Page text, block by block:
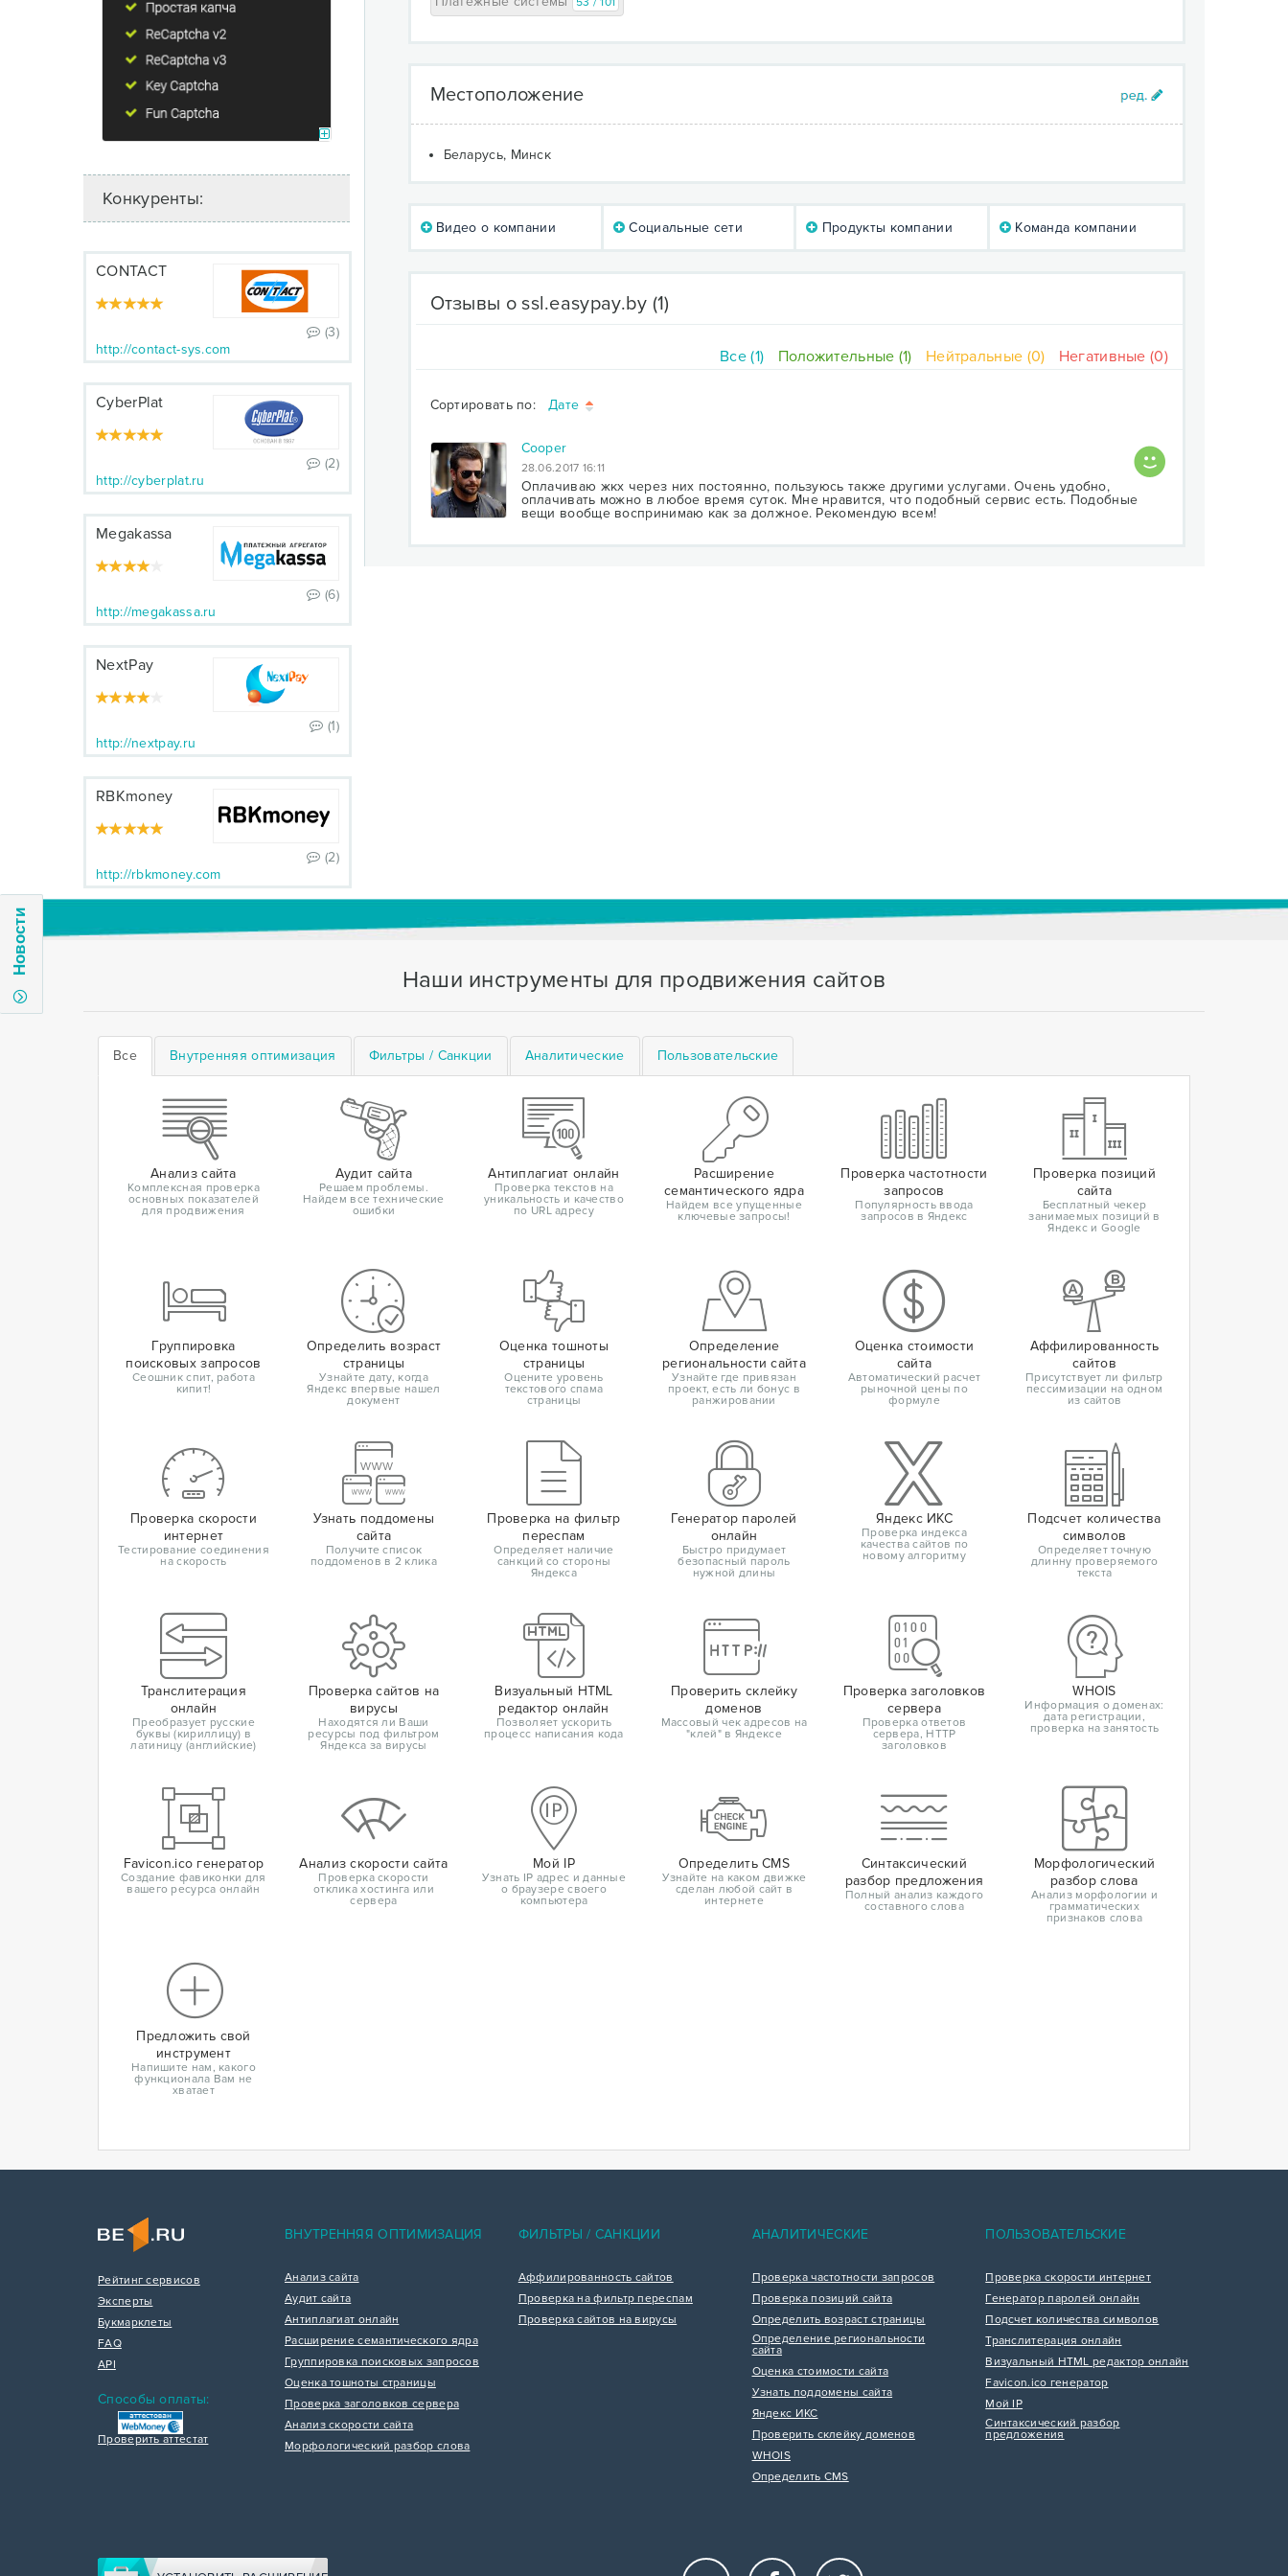
Новости
Конкуренты:
CONTACT
(3)
http://contact-sys.com
CyberPlat
(2)
http://cyberplat.ru
Megakassa
(6)
http://megakassa.ru
NextPay
(1)
http://nextpay.ru
RBKmoney
(2)
http://rbkmoney.com
Местоположение
Беларусь, Минск
Видео о компании Социальные сети Продукты компании Команда компании
Отзывы о ssl.easypay.by (1)
Все (1) Положительные (1) Нейтральные (0) Негативные (0)
Сортировать по: Дате
Cooper
28.06.2017 16:11
Оплачиваю жкх через них постоянно, пользуюсь также другими услугами. Очень удобно,
оплачивать можно в любое время суток. Мне нравится, что подобный сервис есть. Подобные
вещи вообще воспринимаю как за должное. Рекомендую всем!
Наши инструменты для продвижения сайтов
Все Внутренняя оптимизация Фильтры / Санкции Аналитические Пользовательские
Анализ сайта
Комплексная проверка
основных показателей
для продвижения
Аудит сайта
Решаем проблемы.
Найдем все технические
ошибки
Антиплагиат онлайн
Проверка текстов на
уникальность и качество
по URL адресу
Расширение
семантического ядра
Найдем все упущенные
ключевые запросы!
Проверка частотности
запросов
Популярность ввода
запросов в Яндекс
Проверка позиций
сайта
Бесплатный чекер
занимаемых позиций в
Яндекс и Google
Группировка
поисковых запросов
Сеошник спит, работа
кипит!
Определить возраст
страницы
Узнайте дату, когда
Яндекс впервые нашел
документ
Оценка тошноты
страницы
Оцените уровень
текстового спама
страницы
Определение
региональности сайта
Узнайте где привязан
проект, есть ли бонус в
ранжировании
Оценка стоимости
сайта
Автоматический расчет
рыночной цены по
формуле
Аффилированность
сайтов
Присутствует ли фильтр
пессимизации на одном
из сайтов
Проверка скорости
интернет
Тестирование соединения
на скорость
Узнать поддомены
сайта
Получите список
поддоменов в 2 клика
Проверка на фильтр
переспам
Определяет наличие
санкций со стороны
Яндекса
Генератор паролей
онлайн
Быстро придумает
безопасный пароль
нужной длины
Яндекс ИКС
Проверка индекса
качества сайтов по
новому алгоритму
Подсчет количества
символов
Определяет точную
длинну проверяемого
текста
Транслитерация
онлайн
Преобразует русские
буквы (кириллицу) в
латиницу (английские)
Проверка сайтов на
вирусы
Находятся ли Ваши
ресурсы под фильтром
Яндекса за вирусы
Визуальный HTML
редактор онлайн
Позволяет ускорить
процесс написания кода
Проверить склейку
доменов
Массовый чек адресов на
"клей" в Яндексе
Проверка заголовков
сервера
Проверка ответов
сервера, HTTP
заголовков
WHOIS
Информация о доменах:
дата регистрации,
проверка на занятость
Favicon.ico генератор
Создание фавиконки для
вашего ресурса онлайн
Анализ скорости сайта
Проверка скорости
отклика хостинга или
сервера
Мой IP
Узнать IP адрес и данные
о браузере своего
компьютера
Определить CMS
Узнайте на каком движке
сделан любой сайт в
интернете
Синтаксический
разбор предложения
Полный анализ каждого
составного слова
Морфологический
разбор слова
Анализ морфологии и
грамматических
признаков слова
Предложить свой
инструмент
Напишите нам, какого
функционала Вам не
хватает
Рейтинг сервисов
Эксперты
Букмарклеты
FAQ
API
Способы оплаты:
Проверить аттестат
ВНУТРЕННЯЯ ОПТИМИЗАЦИЯ
Анализ сайта
Аудит сайта
Антиплагиат онлайн
Расширение семантического ядра
Группировка поисковых запросов
Оценка тошноты страницы
Проверка заголовков сервера
Анализ скорости сайта
Морфологический разбор слова
ФИЛЬТРЫ / САНКЦИИ
Аффилированность сайтов
Проверка на фильтр переспам
Проверка сайтов на вирусы
АНАЛИТИЧЕСКИЕ
Проверка частотности запросов
Проверка позиций сайта
Определить возраст страницы
Определение региональности
сайта
Оценка стоимости сайта
Узнать поддомены сайта
Яндекс ИКС
Проверить склейку доменов
WHOIS
Определить CMS
ПОЛЬЗОВАТЕЛЬСКИЕ
Проверка скорости интернет
Генератор паролей онлайн
Подсчет количества символов
Транслитерация онлайн
Визуальный HTML редактор онлайн
Favicon.ico генератор
Мой IP
Синтаксический разбор
предложения